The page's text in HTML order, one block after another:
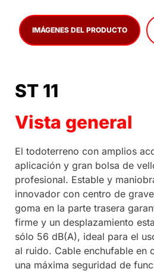
IMÁGENES DEL PRODUCTO
ST 11
Vista general
El todoterreno con amplios
aplicación y gran bolsa de
profesional. Estable y
innovador con centro de
goma en la parte trasera
firme y un desplazamiento
sólo 56 dB(A), ideal para el
al ruido. Cable enchufable en
una máxima seguridad de